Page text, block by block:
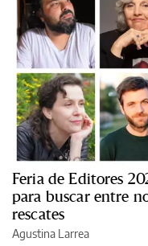
Feria de Editores
para buscar entre
rescates
Agustina Larrea